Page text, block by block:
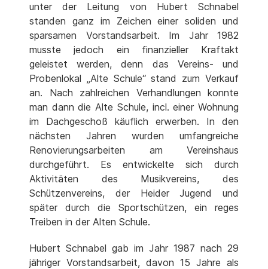
unter der Leitung von Hubert Schnabel
standen ganz im Zeichen einer soliden und
sparsamen Vorstandsarbeit. Im Jahr 1982
musste jedoch ein finanzieller Kraftakt
geleistet werden, denn das Vereins- und
Probenlokal „Alte Schule“ stand zum Verkauf
an. Nach zahlreichen Verhandlungen konnte
man dann die Alte Schule, incl. einer Wohnung
im Dachgeschoß käuflich erwerben. In den
nächsten Jahren wurden umfangreiche
Renovierungsarbeiten am Vereinshaus
durchgeführt. Es entwickelte sich durch
Aktivitäten des Musikvereins, des
Schützenvereins, der Heider Jugend und
später durch die Sportschützen, ein reges
Treiben in der Alten Schule.
Hubert Schnabel gab im Jahr 1987 nach 29
jähriger Vorstandsarbeit, davon 15 Jahre als